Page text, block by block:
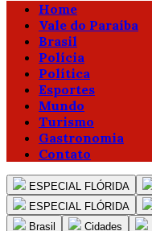
Home
Vale do Paraíba
Brasil
Polícia
Política
Esportes
Mundo
Turismo
Gastronomia
Contato
ESPECIAL FLÓRIDA
ESPECIAL FLÓRIDA
Brasil
Cidades